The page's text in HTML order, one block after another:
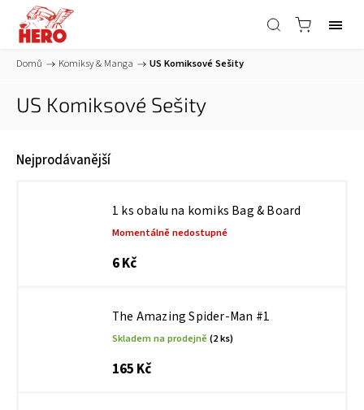
Domů / Komiksy & Manga / US Komiksové Sešity
US Komiksové Sešity
Nejprodávanější
1 ks obalu na komiks Bag & Board
Momentálně nedostupné
6 Kč
The Amazing Spider-Man #1
Skladem na prodejně(2 ks)
165 Kč